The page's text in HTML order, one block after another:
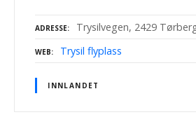
ADRESSE Trysilvegen, 2429
WEB Trysil flyplass
INNLANDET